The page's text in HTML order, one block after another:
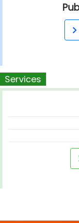
Services